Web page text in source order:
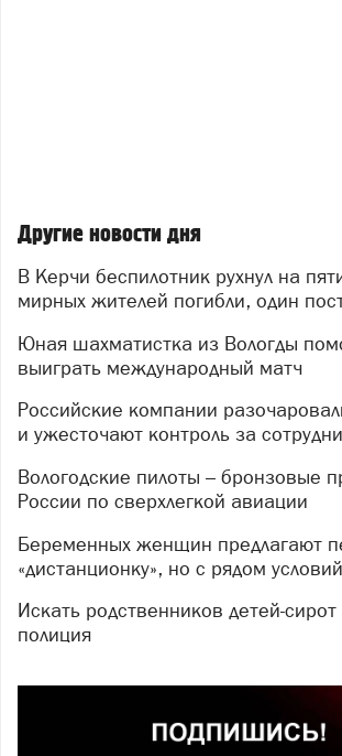
Другие новости дня
В Керчи беспилотник рухнул на пятиэтажку: двое
мирных жителей погибли, один
Юная шахматистка из Вологды помогла России
выиграть международный матч
Российские компании разочаровались в удаленке
и ужесточают контроль за
Вологодские пилоты – бронзовые призеры Кубка
России по сверхлегкой авиации
Беременных женщин предлагают переводить на
«дистанционку», но с рядом условий
Искать родственников детей-сирот поможет
полиция